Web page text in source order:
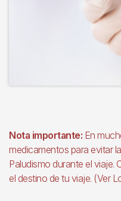
Nota importante: En
medicamentos para evitar
Paludismo durante el viaje.
el destino de tu viaje. (Ver